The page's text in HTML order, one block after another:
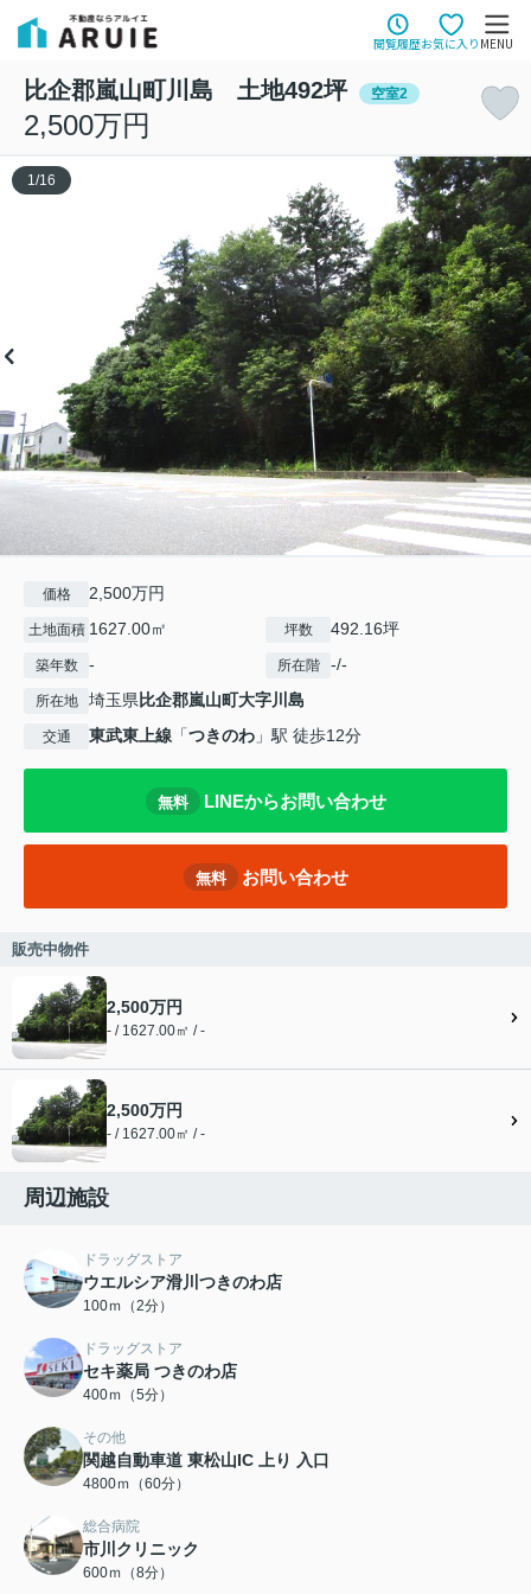
閲覧履歴お気に入り MENU
比企郡嵐山町川島 土地492坪 空室2
2,500万円
1/16
価格 2,500万円
土地面積 1627.00㎡ 坪数 492.16坪
築年数 - 所在階 -/-
所在地 埼玉県比企郡嵐山町大字川島
交通 東武東上線 「つきのわ 」駅 徒歩12分
無料 LINEからお問い合わせ
無料 お問い合わせ
販売中物件
2,500万円
- / 1627.00㎡ / -
2,500万円
- / 1627.00㎡ / -
周辺施設
ドラッグストア
ウエルシア滑川つきのわ店
100ｍ（2分）
ドラッグストア
セキ薬局 つきのわ店
400ｍ（5分）
その他
関越自動車道 東松山IC 上り 入口
4800ｍ（60分）
総合病院
市川クリニック
600ｍ（8分）